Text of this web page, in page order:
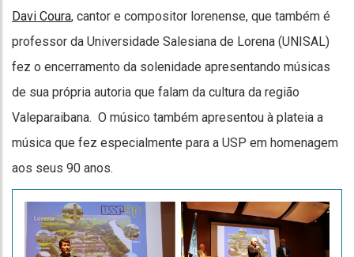
Davi Coura, cantor e compositor lorenense, que também é
professor da Universidade Salesiana de Lorena (UNISAL)
fez o encerramento da solenidade apresentando músicas
de sua própria autoria que falam da cultura da região
Valeparaibana. O músico também apresentou à plateia a
música que fez especialmente para a USP em homenagem
aos seus 90 anos.